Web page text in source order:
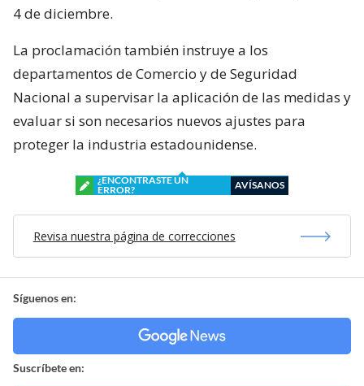
4 de diciembre.
La proclamación también instruye a los
departamentos de Comercio y de Seguridad
Nacional a supervisar la aplicación de las medidas y
evaluar si son necesarios nuevos ajustes para
proteger la industria estadounidense.
¿ENCONTRASTE UN
ERROR?
AVÍSANOS
Revisa nuestra página de correcciones
Síguenos en:
Suscríbete en: